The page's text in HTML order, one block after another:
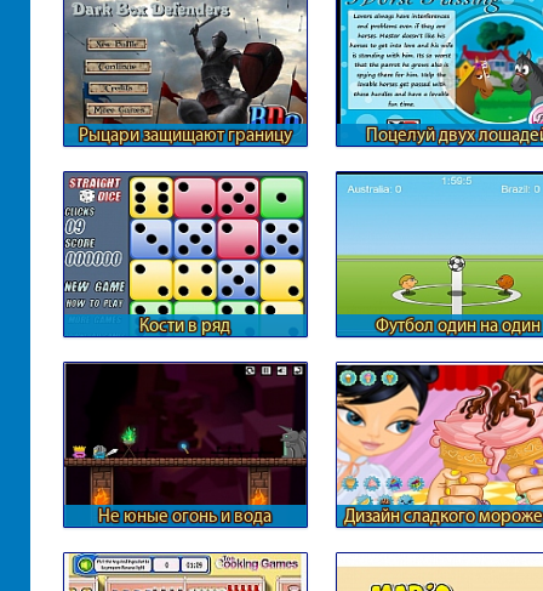
Рыцари защищают границу Поцелуй двух
Кости в ряд Футбол один на один
Не юные огонь и вода Дизайн сладкого